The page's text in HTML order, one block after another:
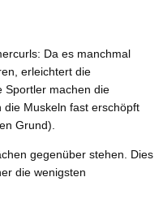
Da es manchmal
erleichtert die
Sportler machen die
Muskeln fast erschöpft
Grund).
gegenüber stehen. Dies
die wenigsten